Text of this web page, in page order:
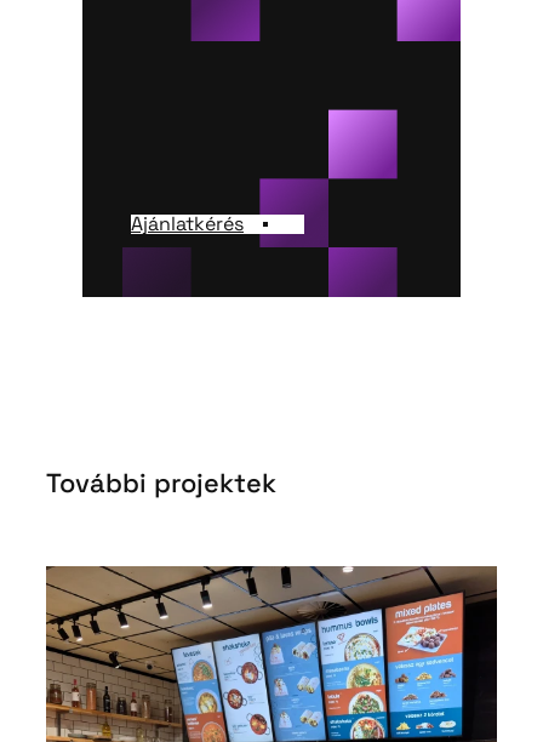
Ajánlatkérés
További projektek